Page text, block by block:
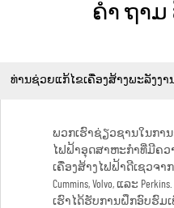
ຄໍາ ຖາມ
ທ່ານຊ່ວຍແກ້ໄຂເຄື່ອງສ້າງພະລັງງາ
ພວກເຮົາຊ່ຽວຊານໃນກາ
ໄຟຟ້າອຸດສາຫະກຳທີ່ມີຄວ
ເຄື່ອງສ້າງໄຟຟ້າດີເຊວຈາ
Cummins, Volvo, ແລະ
ເຮົາໄດ້ຮັບການຝຶກອົບຮົມ